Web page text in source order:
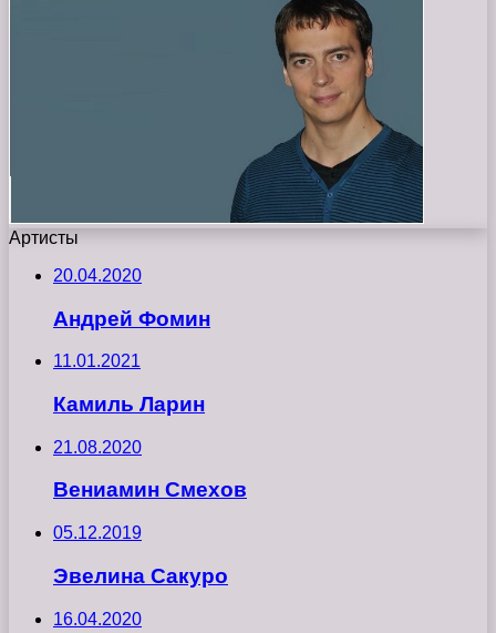
Артисты
20.04.2020
Андрей Фомин
11.01.2021
Камиль Ларин
21.08.2020
Вениамин Смехов
05.12.2019
Эвелина Сакуро
16.04.2020